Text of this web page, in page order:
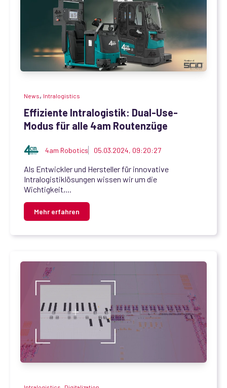
News, Intralogistics
Effiziente Intralogistik: Dual-Use-
Modus für alle 4am Routenzüge
4am Robotics 05.03.2024, 09:20:27
Als Entwickler und Hersteller für innovative
Intralogistiklösungen wissen wir um die
Wichtigkeit,...
Mehr erfahren